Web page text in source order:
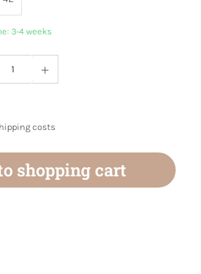
3-4 weeks
Enter the desired
costs
shopping cart